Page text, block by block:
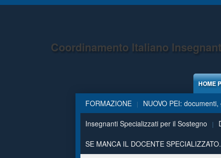
Jump to Content
Coordinamento Italiano
HOME
FORMAZIONE NUOVO PEI:
Insegnanti Specializzati per il Sostegno
SE MANCA IL DOCENTE